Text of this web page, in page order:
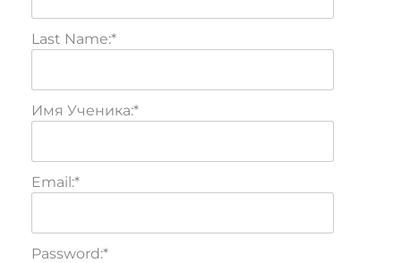
Last Name:*
Имя Ученика:*
Email:*
Password:*